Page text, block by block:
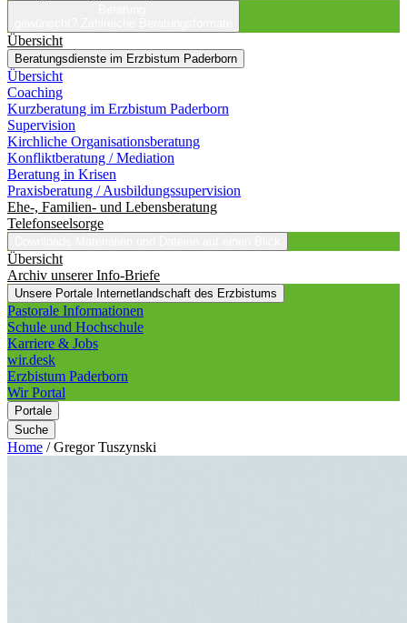
Übersicht
Beratungsdienste im Erzbistum Paderborn
Übersicht
Coaching
Kurzberatung im Erzbistum Paderborn
Supervision
Kirchliche Organisationsberatung
Konfliktberatung / Mediation
Beratung in Krisen
Praxisberatung / Ausbildungssupervision
Ehe-, Familien- und Lebensberatung
Telefonseelsorge
Übersicht
Archiv unserer Info-Briefe
Unsere Portale Internetlandschaft des Erzbistums
Pastorale Informationen
Schule und Hochschule
Karriere & Jobs
wir.desk
Erzbistum Paderborn
Wir Portal
Portale
Suche
Home /Gregor Tuszynski